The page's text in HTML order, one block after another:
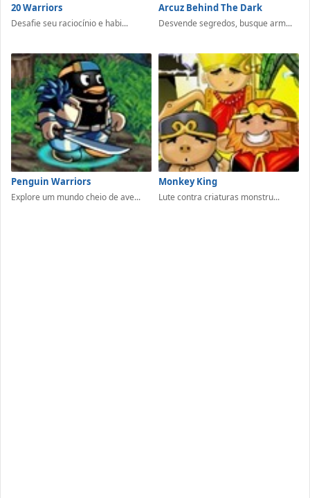
20 Warriors
Desafie seu raciocínio e habi...
Arcuz Behind The Dark
Desvende segredos, busque arm...
Penguin Warriors
Explore um mundo cheio de ave...
Monkey King
Lute contra criaturas monstru...